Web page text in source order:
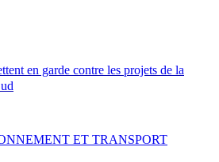
en garde contre les projets de la
ET TRANSPORT